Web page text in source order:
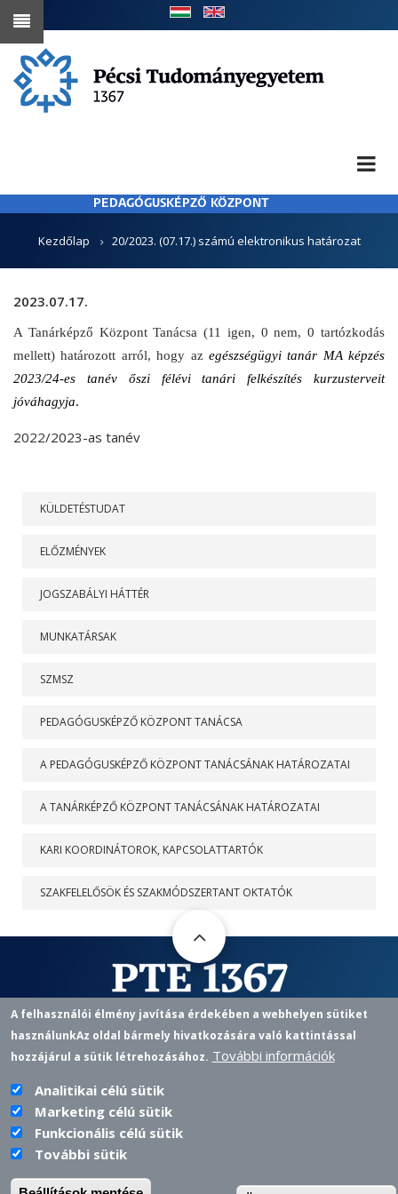
Ugrás
tartalomra
PEDAGÓGUSKÉPZŐ KÖZPONT
Kezdőlap 20/2023. (07.17.) számú elektronikus határozat
2023.07.17.
A Tanárképző Központ Tanácsa (11 igen, 0 nem, 0 tartózkodás
mellett) határozott arról, hogy azegészségügyi tanár MA képzés
2023/24-es tanév őszi félévi tanári felkészítés kurzusterveit
jóváhagyja.
2022/2023-as tanév
KÜLDETÉSTUDAT
ELŐZMÉNYEK
JOGSZABÁLYI HÁTTÉR
MUNKATÁRSAK
SZMSZ
PEDAGÓGUSKÉPZŐ KÖZPONT TANÁCSA
A PEDAGÓGUSKÉPZŐ KÖZPONT TANÁCSÁNAK HATÁROZATAI
A TANÁRKÉPZŐ KÖZPONT TANÁCSÁNAK HATÁROZATAI
KARI KOORDINÁTOROK, KAPCSOLATTARTÓK
SZAKFELELŐSÖK ÉS SZAKMÓDSZERTANT OKTATÓK
Pedagógusképző Központ
7622 PÉCS, VASVÁRI P. U. 4.
A felhasználói élmény javítása érdekében a webhelyen sütiket
használunkAz oldal bármely hivatkozására való kattintással
hozzájárul a sütik létrehozásához. További információk
Analitikai célú sütik
Marketing célú sütik
Funkcionális célú sütik
További sütik